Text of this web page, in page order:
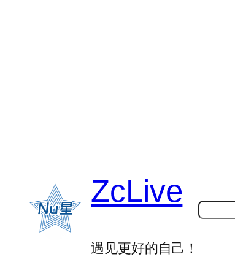
ZcLive
遇见更好的自己！
搜